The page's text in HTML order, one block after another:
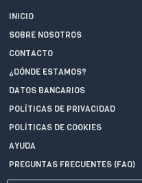
INICIO
SOBRE NOSOTROS
CONTACTO
¿DÓNDE ESTAMOS?
DATOS BANCARIOS
POLÍTICAS DE PRIVACIDAD
POLÍTICAS DE COOKIES
AYUDA
PREGUNTAS FRECUENTES (FAQ)